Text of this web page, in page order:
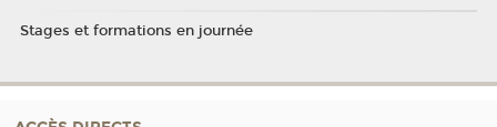
Stages et formations en journée